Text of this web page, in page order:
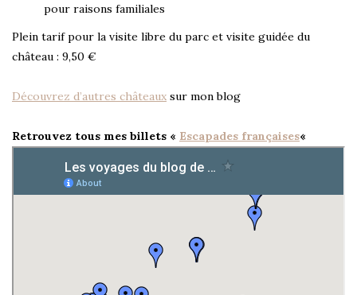
pour raisons familiales
Plein tarif pour la visite libre du parc et visite guidée du
château : 9,50 €
Découvrez d’autres châteaux sur mon blog
Retrouvez tous mes billets « Escapades françaises«